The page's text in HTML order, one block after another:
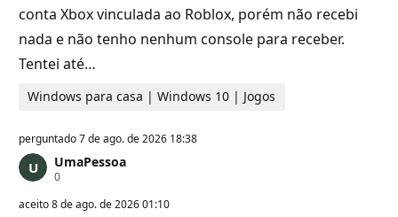
conta Xbox vinculada ao Roblox, porém não recebi
nada e não tenho nenhum console para receber.
Tentei até…
Windows para casa | Windows 10 | Jogos
perguntado7 de ago. de 2026 18:38
UmaPessoa
0P
n
aceito8 de ago. de 2026 01:10